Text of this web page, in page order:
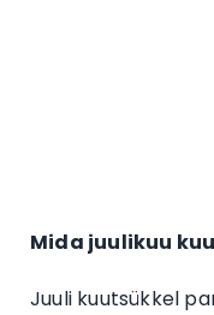
Mida juulikuu
Juuli kuutsükkel